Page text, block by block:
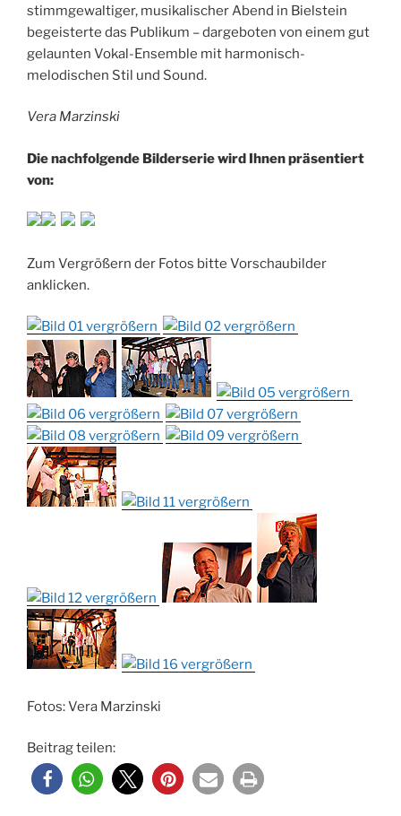
stimmgewaltiger, musikalischer Abend in Bielstein
begeisterte das Publikum – dargeboten von einem gut
gelaunten Vokal-Ensemble mit harmonisch-
melodischen Stil und Sound.
Vera Marzinski
Die nachfolgende Bilderserie wird Ihnen präsentiert
von:
Zum Vergrößern der Fotos bitte Vorschaubilder
anklicken.
Fotos: Vera Marzinski
Beitrag teilen: